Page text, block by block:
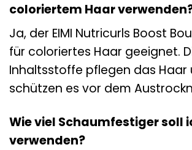
coloriertem Haar
Ja, der EIMI Nutricurls Boost
für coloriertes Haar geeignet.
Inhaltsstoffe pflegen das Haar
schützen es vor dem
Wie viel Schaumfestiger soll
verwenden?